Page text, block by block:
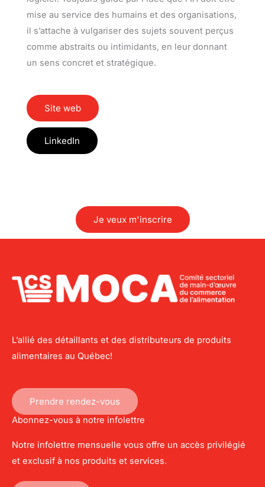
mise au service des humains et des organisations,
il s’attache à vulgariser des sujets souvent perçus
comme abstraits ou intimidants, en leur donnant
un sens concret et stratégique.
Site web
LinkedIn
Je veux m'inscrire
L’allié des détaillants et des distributeurs de produits
alimentaires au Québec!
Prendre rendez-vous
Abonnez-vous à notre infolettre
Notre infolettre mensuelle vous offre un accès privilégié
et exclusif à nos produits et services.